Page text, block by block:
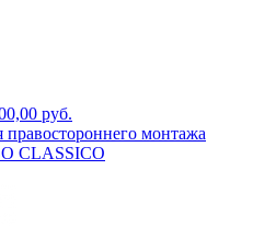
руб.
монтажа
CLASSICO